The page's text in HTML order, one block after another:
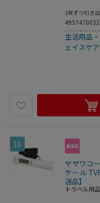
1枚ずつ引き
生活用品
ェイスケア
16
ヤザワコ
ケール
送品】
トラベル用品